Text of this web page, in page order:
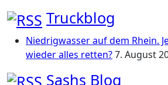
Truckblog
Niedrigwasser auf dem Rhein.
wieder alles retten?7. August
Sashs Blog